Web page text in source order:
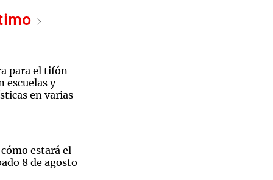
para el tifón
escuelas y
en varias
estará el
8 de agosto